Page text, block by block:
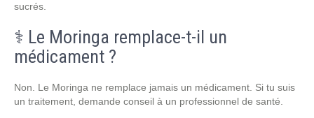
sucrés.
⚕️ Le Moringa remplace-t-il un
médicament ?
Non. Le Moringa ne remplace jamais un médicament. Si tu suis
un traitement, demande conseil à un professionnel de santé.